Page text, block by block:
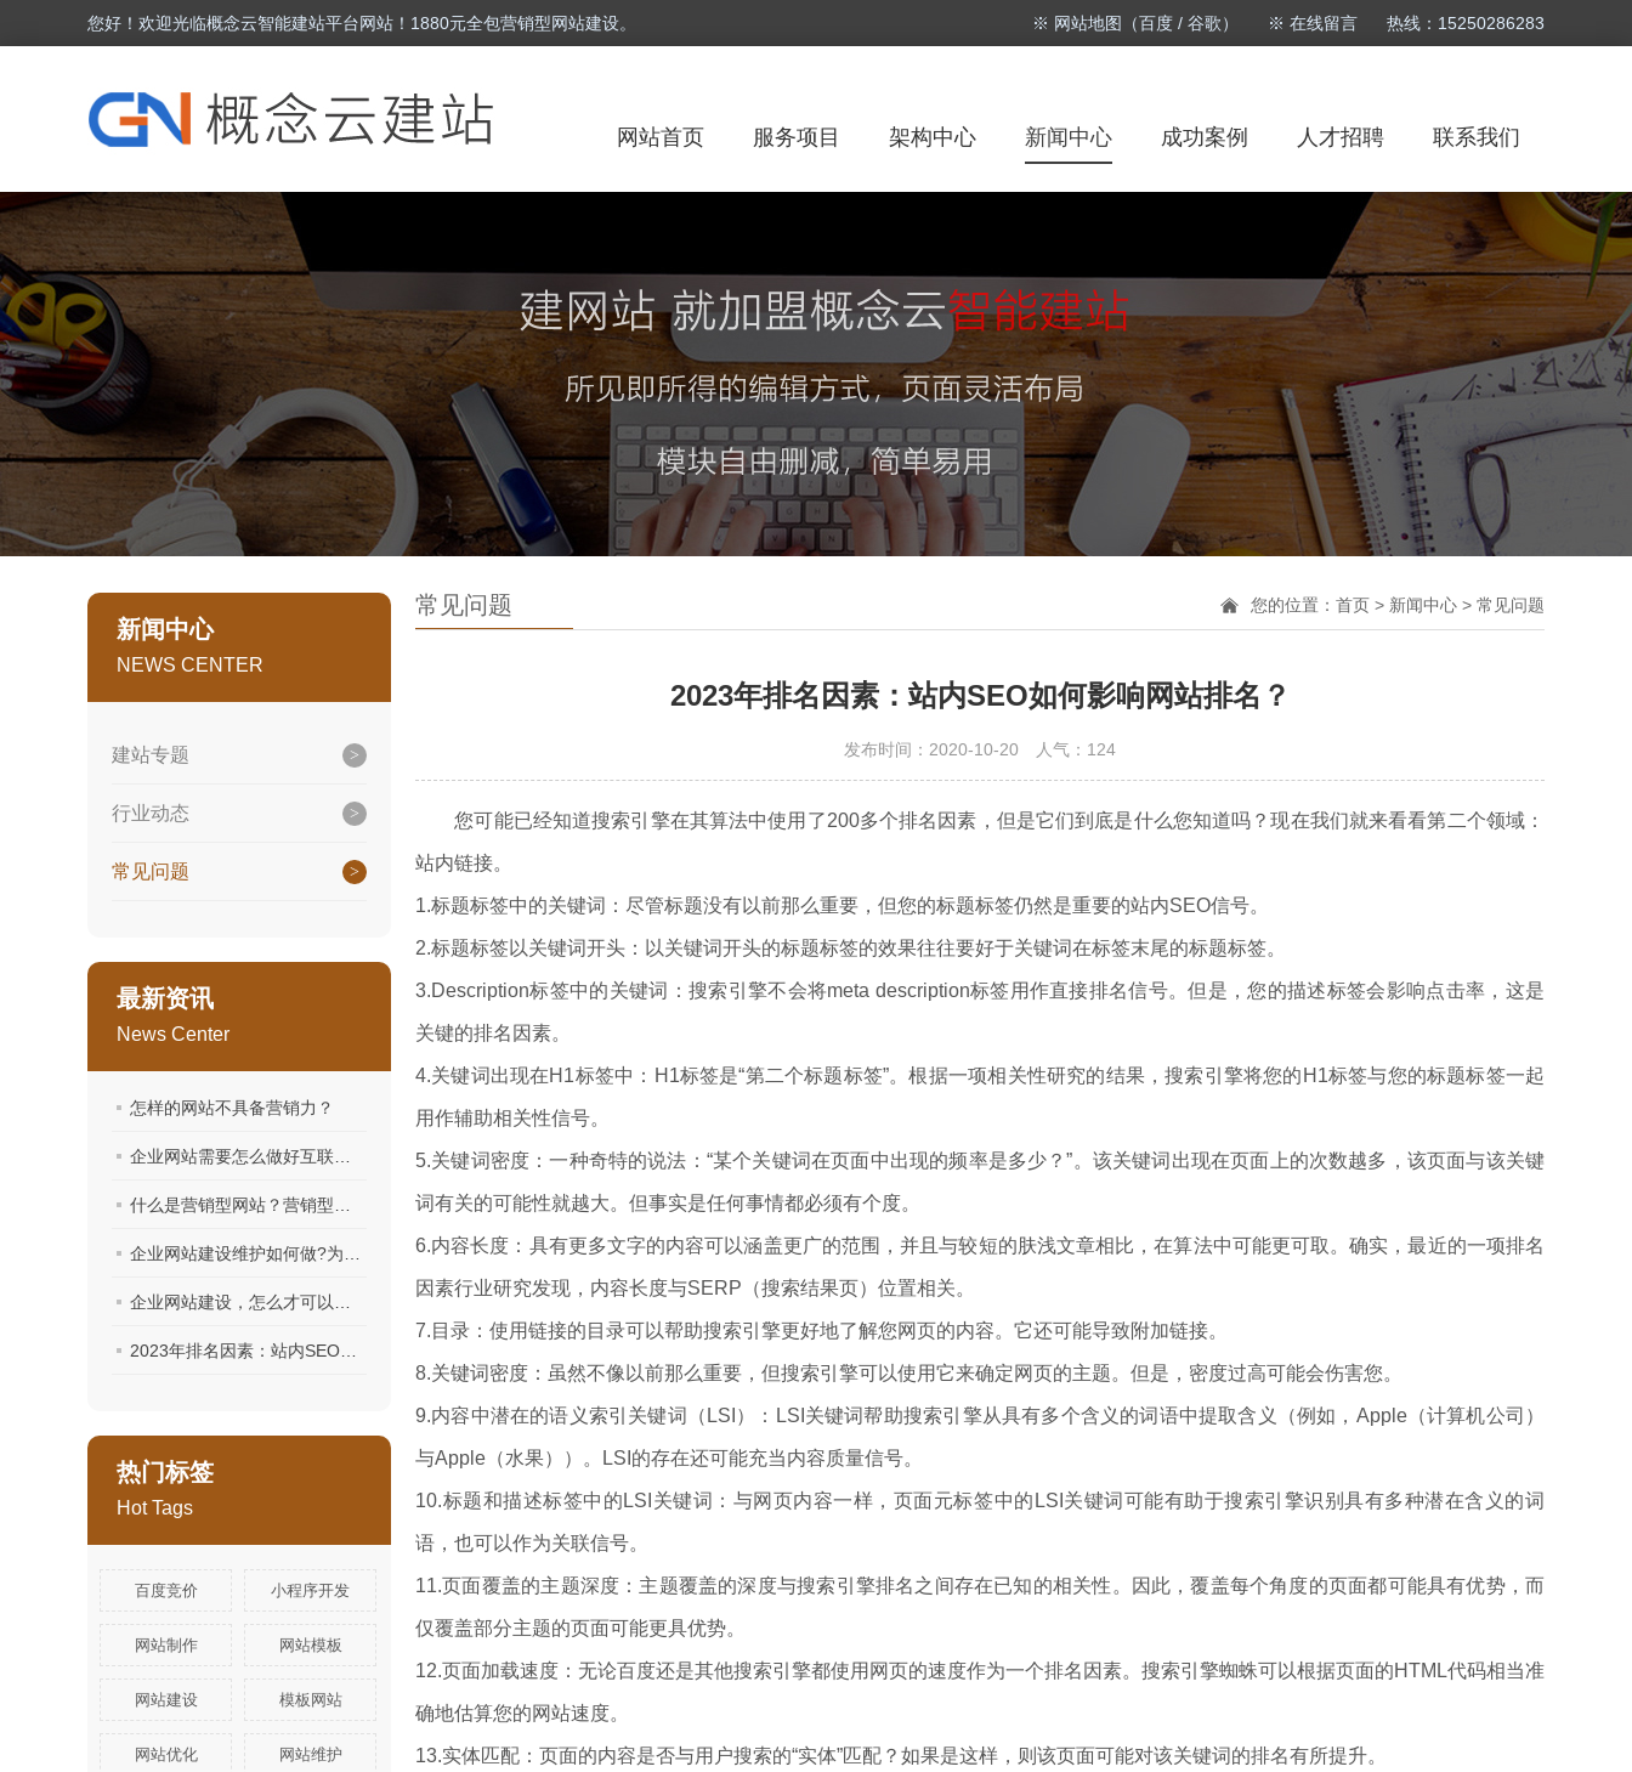
您好！欢迎光临概念云智能建站平台网站！1880元全包营销型网站建设。 ※ 网站地图 （百度 / 谷歌） ※ 在线留言 热线：15250286283
网站首页 服务项目 架构中心 新闻中心 成功案例 人才招聘 联系我们
新闻中心
NEWS CENTER
建站专题
行业动态
常见问题
最新资讯
News Center
怎样的网站不具备营销力？
热门标签
Hot Tags
百度竞价 小程序开发
网站制作 网站模板
网站建设 模板网站
网站优化 网站维护
常见问题 您的位置： 首页 > 新闻中心 > 常见问题
2023年排名因素：站内SEO如何影响网站排名？
发布时间：2020-10-20 人气： 124
您可能已经知道搜索引擎在其算法中使用了200多个排名因素，但是它们到底是什么您知道吗？现在我们就来看看第二个领域：
站内链接。
1.标题标签中的关键词：尽管标题没有以前那么重要，但您的标题标签仍然是重要的站内SEO信号。
2.标题标签以关键词开头：以关键词开头的标题标签的效果往往要好于关键词在标签末尾的标题标签。
3.Description标签中的关键词：搜索引擎不会将meta description标签用作直接排名信号。但是，您的描述标签会影响点击率，这是
关键的排名因素。
4.关键词出现在H1标签中：H1标签是“第二个标题标签”。根据一项相关性研究的结果，搜索引擎将您的H1标签与您的标题标签一起
用作辅助相关性信号。
5.关键词密度：一种奇特的说法：“某个关键词在页面中出现的频率是多少？”。该关键词出现在页面上的次数越多，该页面与该关键
词有关的可能性就越大。但事实是任何事情都必须有个度。
6.内容长度：具有更多文字的内容可以涵盖更广的范围，并且与较短的肤浅文章相比，在算法中可能更可取。确实，最近的一项排名
因素行业研究发现，内容长度与SERP（搜索结果页）位置相关。
7.目录：使用链接的目录可以帮助搜索引擎更好地了解您网页的内容。它还可能导致附加链接。
8.关键词密度：虽然不像以前那么重要，但搜索引擎可以使用它来确定网页的主题。但是，密度过高可能会伤害您。
9.内容中潜在的语义索引关键词（LSI）：LSI关键词帮助搜索引擎从具有多个含义的词语中提取含义（例如，Apple（计算机公司）
与Apple（水果））。LSI的存在还可能充当内容质量信号。
10.标题和描述标签中的LSI关键词：与网页内容一样，页面元标签中的LSI关键词可能有助于搜索引擎识别具有多种潜在含义的词
语，也可以作为关联信号。
11.页面覆盖的主题深度：主题覆盖的深度与搜索引擎排名之间存在已知的相关性。因此，覆盖每个角度的页面都可能具有优势，而
仅覆盖部分主题的页面可能更具优势。
12.页面加载速度：无论百度还是其他搜索引擎都使用网页的速度作为一个排名因素。搜索引擎蜘蛛可以根据页面的HTML代码相当准
确地估算您的网站速度。
13.实体匹配：页面的内容是否与用户搜索的“实体”匹配？如果是这样，则该页面可能对该关键词的排名有所提升。